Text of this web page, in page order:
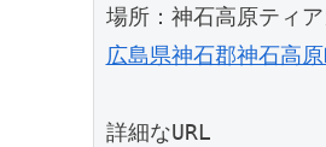
場所：神石高原ティ
広島県神石郡神石高
詳細なURL